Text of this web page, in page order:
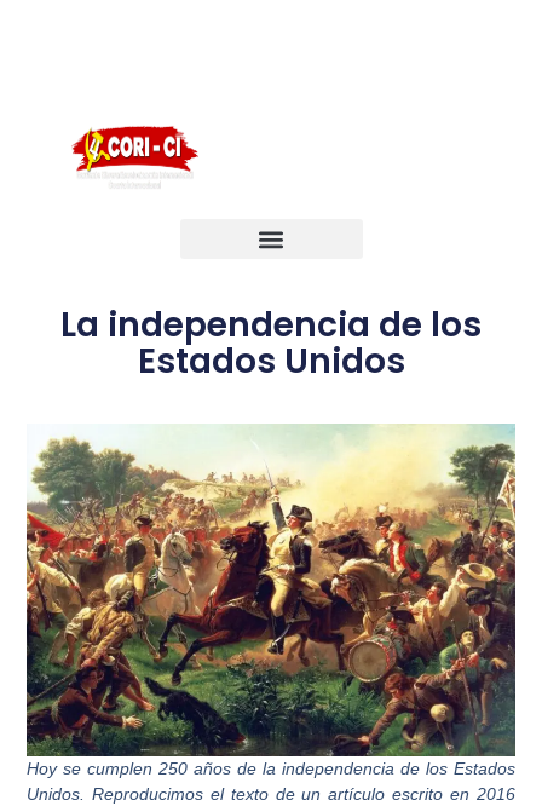
La independencia de los
Estados Unidos
Hoy se cumplen 250 años de la independencia de los Estados
Unidos. Reproducimos el texto de un artículo escrito en 2016